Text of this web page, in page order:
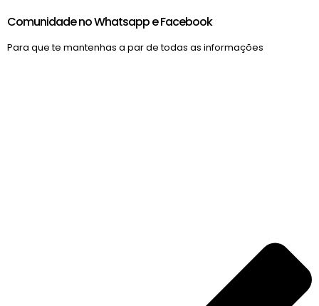
Comunidade no Whatsapp e Facebook
Para que te mantenhas a par de todas as informações